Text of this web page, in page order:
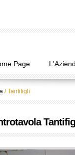
Page
/Tantifigli